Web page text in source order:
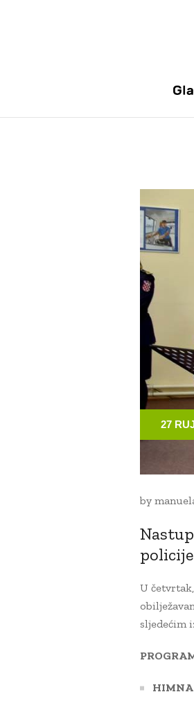
27
by
policije
U
sljedećim
HIMNA